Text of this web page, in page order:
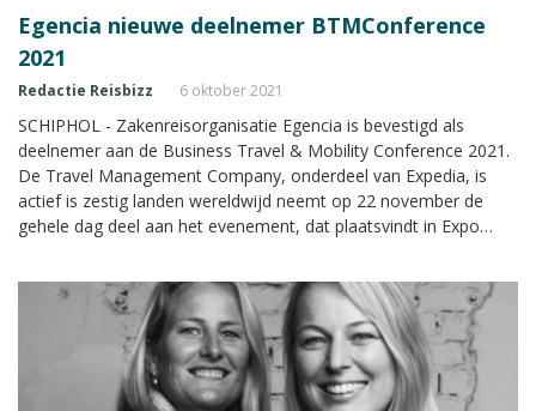
Egencia nieuwe deelnemer BTMConference
2021
Redactie Reisbizz 6 oktober 2021
SCHIPHOL - Zakenreisorganisatie Egencia is bevestigd als
deelnemer aan de Business Travel & Mobility Conference 2021.
De Travel Management Company, onderdeel van Expedia, is
actief is zestig landen wereldwijd neemt op 22 november de
gehele dag deel aan het evenement, dat plaatsvindt in Expo